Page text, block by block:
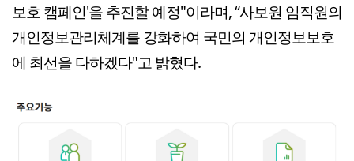
보호 캠페인'을 추진할 예정"이라며, “사보원 임직원의
개인정보관리체계를 강화하여 국민의 개인정보보호
에 최선을 다하겠다"고 밝혔다.